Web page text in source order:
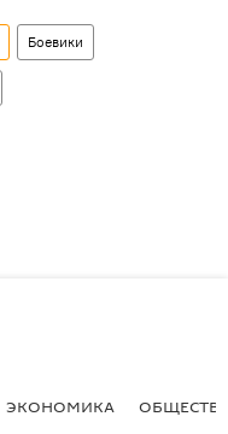
Боевики
ЭКОНОМИКА